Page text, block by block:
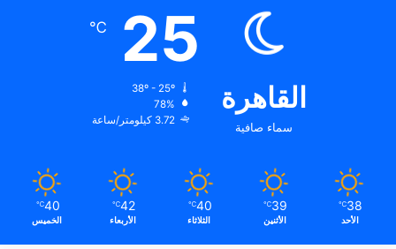
القاهرة
سماء صافية
25
℃
78%
3.72 كيلومتر/ساعة
38
℃
الأحد
39
℃
الأثنين
40
℃
الثلاثاء
42
℃
الأربعاء
40
℃
الخميس